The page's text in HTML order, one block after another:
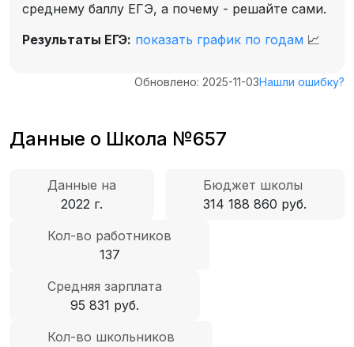
среднему баллу ЕГЭ, а почему - решайте сами.
Результаты ЕГЭ: показать график по годам 📈
Обновлено: 2025-11-03Нашли ошибку?
Данные о Школа №657
Данные на
2022 г.
Бюджет школы
314 188 860 руб.
Кол-во работников
137
Средняя зарплата
95 831 руб.
Кол-во школьников